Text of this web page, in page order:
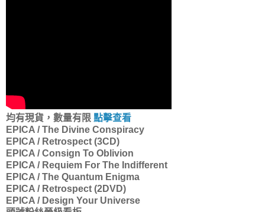
均有現貨，數量有限 點擊查看
EPICA / The Divine Conspiracy
EPICA / Retrospect (3CD)
EPICA / Consign To Oblivion
EPICA / Requiem For The Indifferent
EPICA / The Quantum Enigma
EPICA / Retrospect (2DVD)
EPICA / Design Your Universe